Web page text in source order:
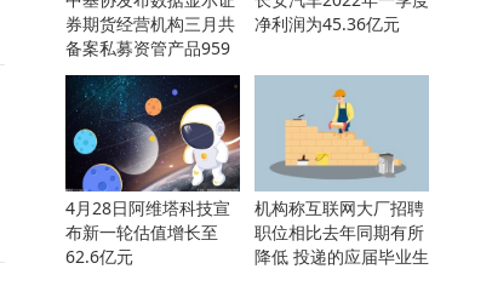
券期货经营机构三月共
备案私募资管产品959
只
净利润为45.36亿元
4月28日阿维塔科技宣
布新一轮估值增长至
62.6亿元
机构称互联网大厂招聘
职位相比去年同期有所
降低 投递的应届毕业生